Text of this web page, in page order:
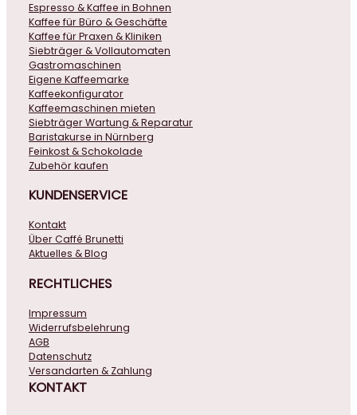
Espresso & Kaffee in Bohnen
Kaffee für Büro & Geschäfte
Kaffee für Praxen & Kliniken
Siebträger & Vollautomaten
Gastromaschinen
Eigene Kaffeemarke
Kaffeekonfigurator
Kaffeemaschinen mieten
Siebträger Wartung & Reparatur
Baristakurse in Nürnberg
Feinkost & Schokolade
Zubehör kaufen
KUNDENSERVICE
Kontakt
Über Caffé Brunetti
Aktuelles & Blog
RECHTLICHES
Impressum
Widerrufsbelehrung
AGB
Datenschutz
Versandarten & Zahlung
KONTAKT